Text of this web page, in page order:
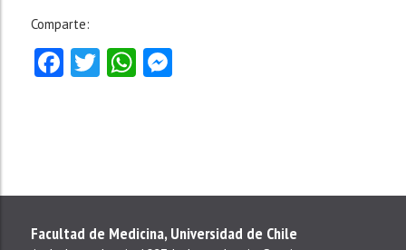
Comparte:
Facebook
TwitterWhatsApp
Messenger
Facultad de Medicina, Universidad de Chile